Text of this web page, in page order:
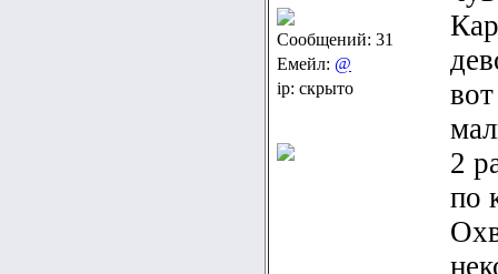
Сообщений: 31
Емейл: @
ip: скрыто
2
по